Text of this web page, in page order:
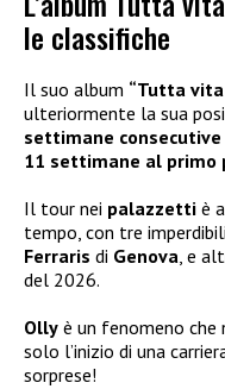
le classifiche
Il suo album “Tutta
ulteriormente la sua
settimane consecutive
11 settimane al primo
Il tour nei palazzetti è
tempo, con tre
Ferraris di Genova, e
del 2026.
Olly è un fenomeno che
solo l’inizio di una
sorprese!